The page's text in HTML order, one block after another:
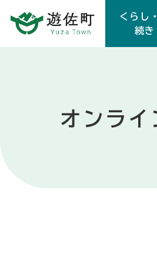
くらし
続き
オンライ